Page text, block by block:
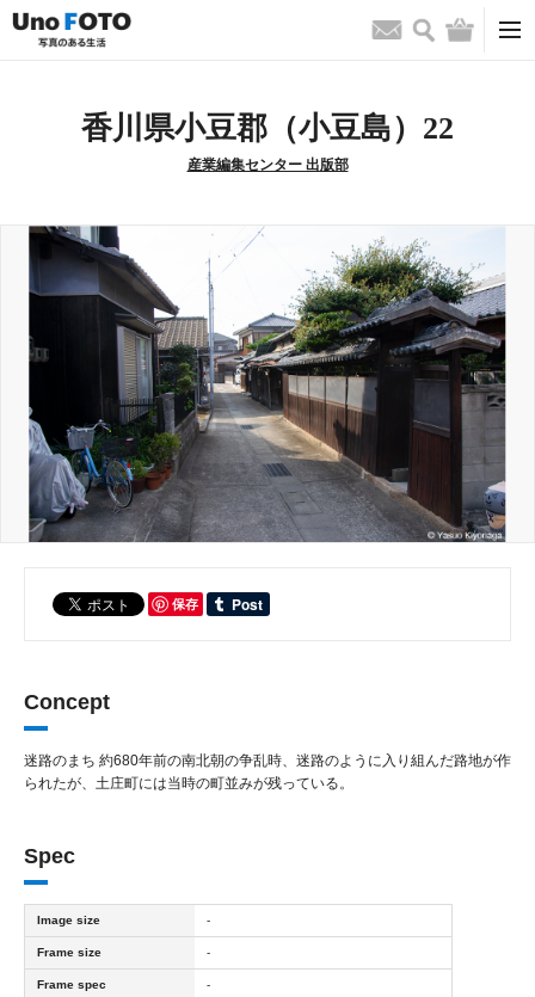
お問い合わせ
検索 バッグ
香川県小豆郡（小豆島）22
産業編集センター 出版部
保存
Concept
迷路のまち 約680年前の南北朝の争乱時、迷路のように入り組んだ路地が作
られたが、土庄町には当時の町並みが残っている。
Spec
Image size -
Frame size -
Frame spec -